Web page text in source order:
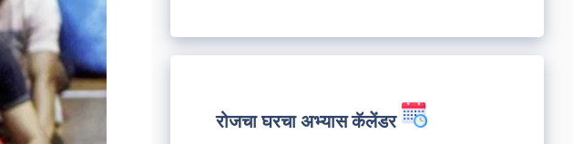
रोजचा घरचा अभ्यास कॅलेंडर